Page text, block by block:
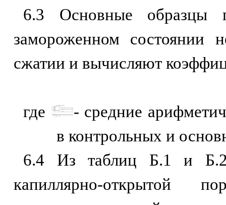
6.3 Основные образцы
замороженном состоянии
сжатии и вычисляют
где
- средние
в контрольных и
6.4 Из таблиц Б.1 и Б.2
капиллярно-открытой